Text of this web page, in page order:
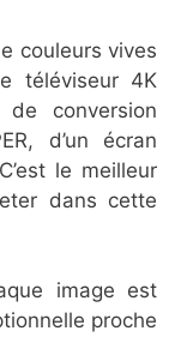
couleurs vives
téléviseur 4K
conversion
d’un écran
le meilleur
dans cette
image est
proche